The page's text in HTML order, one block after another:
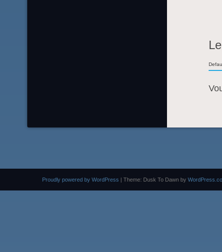
Proudly powered by WordPress | Theme: Dusk To Dawn by